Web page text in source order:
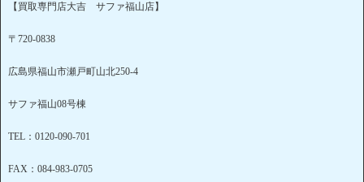
【買取専門店大吉 サファ福山店】
〒720-0838
広島県福山市瀬戸町山北250-4
サファ福山08号棟
TEL：0120-090-701
FAX：084-983-0705